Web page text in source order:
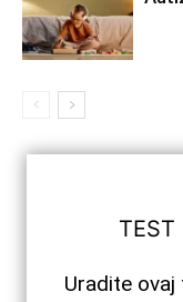
TEST
Uradite